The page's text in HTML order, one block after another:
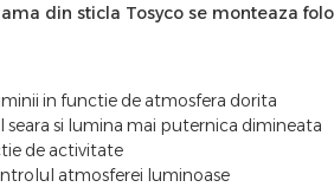
din sticla Tosyco se monteaza
in functie de atmosfera dorita
si lumina mai puternica dimineata
de activitate
atmosferei luminoase